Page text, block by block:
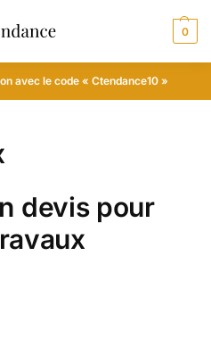
0
avec le code « Ctendance10 »
devis pour